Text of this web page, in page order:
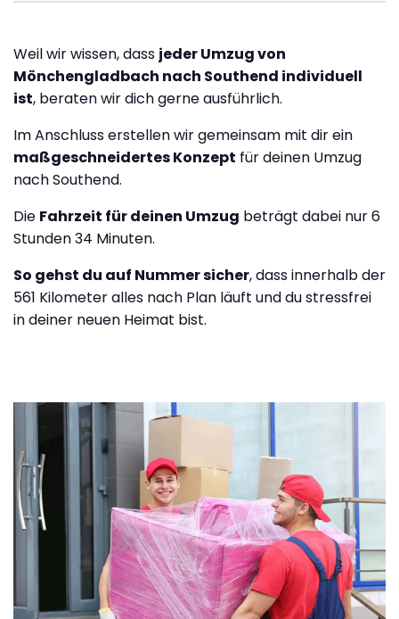
Weil wir wissen, dass jeder Umzug von
Mönchengladbach nach Southend individuell
ist, beraten wir dich gerne ausführlich.
Im Anschluss erstellen wir gemeinsam mit dir ein
maßgeschneidertes Konzept für deinen Umzug
nach Southend.
Die Fahrzeit für deinen Umzug beträgt dabei nur 6
Stunden 34 Minuten.
So gehst du auf Nummer sicher, dass innerhalb der
561 Kilometer alles nach Plan läuft und du stressfrei
in deiner neuen Heimat bist.